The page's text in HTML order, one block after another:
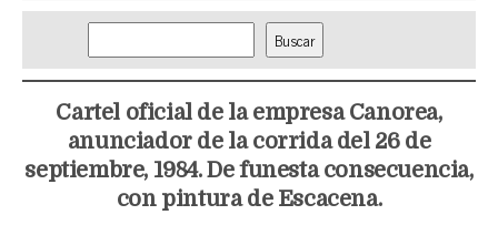
Buscar
Cartel oficial de la empresa Canorea,
anunciador de la corrida del 26 de
septiembre, 1984. De funesta consecuencia,
con pintura de Escacena.